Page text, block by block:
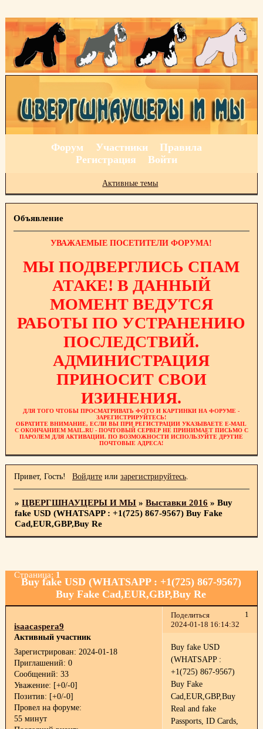
Форум Участники
Правила
Регистрация
Войти
Активные темы
Объявление
УВАЖАЕМЫЕ ПОСЕТИТЕЛИ ФОРУМА!
МЫ ПОДВЕРГЛИСЬ СПАМ
АТАКЕ! В ДАННЫЙ
МОМЕНТ ВЕДУТСЯ
РАБОТЫ ПО УСТРАНЕНИЮ
ПОСЛЕДСТВИЙ.
АДМИНИСТРАЦИЯ
ПРИНОСИТ СВОИ
ИЗИНЕНИЯ.
ДЛЯ ТОГО ЧТОБЫ ПРОСМАТРИВАТЬ ФОТО И КАРТИНКИ НА ФОРУМЕ -
ЗАРЕГИСТРИРУЙТЕСЬ!
ОБРАТИТЕ ВНИМАНИЕ, ЕСЛИ ВЫ ПРИ РЕГИСТРАЦИИ УКАЗЫВАЕТЕ E-MAIL
С ОКОНЧАНИЕМ MAIL.RU - ПОЧТОВЫЙ СЕРВЕР НЕ ПРИНИМАЕТ ПИСЬМО С
ПАРОЛЕМ ДЛЯ АКТИВАЦИИ. ПО ВОЗМОЖНОСТИ ИСПОЛЬЗУЙТЕ ДРУГИЕ
ПОЧТОВЫЕ АДРЕСА!
Привет, Гость! Войдитеили зарегистрируйтесь.
»ЦВЕРГШНАУЦЕРЫ И МЫ »Выставки 2016 »Buy
fake USD (WHATSAPP : +1(725) 867-9567) Buy Fake
Cad,EUR,GBP,Buy Re
Buy fake USD (WHATSAPP : +1(725) 867-9567)
Buy Fake Cad,EUR,GBP,Buy Re
Страница: 1
Поделиться
1
2024-01-18 16:14:32
isaacaspera9
Активный участник
Зарегистрирован: 2024-01-18
Приглашений: 0
Сообщений: 33
Уважение: [+0/-0]
Позитив: [+0/-0]
Провел на форуме:
55 минут
Buy fake USD
(WHATSAPP :
+1(725) 867-9567)
Buy Fake
Cad,EUR,GBP,Buy
Real and fake
Passports, ID Cards,